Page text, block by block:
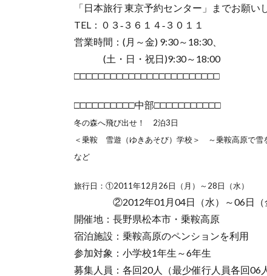
「日本旅行 東京予約センター」までお願い
TEL：０３‐３６１４‐３０１１
営業時間：(月～金) 9:30～18:30、
(土・日・祝日)9:30～18:00
□□□□□□□□□□□□□□□□□□□□□□□□
□□□□□□□□□□中部□□□□□□□□□□□
冬の森へ飛び出せ！ 2泊3日
＜乗鞍 雪遊（ゆきあそび）学校＞ ～乗鞍高原で
など
旅行日：①2011年12月26日（月）～28日（水）
②2012年01月04日（水）～06日（
開催地：長野県松本市・乗鞍高原
宿泊施設：乗鞍高原のペンションを利用
参加対象：小学校1年生～6年生
募集人員：各回20人（最少催行人員各回06